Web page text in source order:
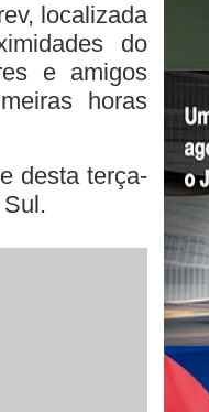
localizada
do
e amigos
horas
desta terça-